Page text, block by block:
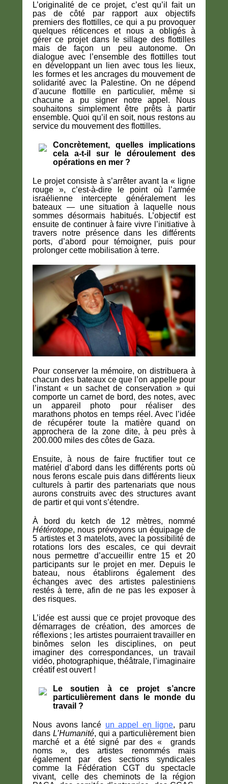
L’originalité de ce projet, c’est qu’il fait un
pas de côté par rapport aux objectifs
premiers des flottilles, ce qui a pu provoquer
quelques réticences et nous a obligés à
gérer ce projet dans le sillage des flottilles
mais de façon un peu autonome. On
dialogue avec l’ensemble des flottilles tout
en développant un lien avec tous les lieux,
les formes et les ancrages du mouvement de
solidarité avec la Palestine. On ne dépend
d’aucune flottille en particulier, même si
chacune a pu signer notre appel. Nous
souhaitons simplement être prêts à partir
ensemble. Quoi qu’il en soit, nous restons au
service du mouvement des flottilles.
Concrètement, quelles implications
cela a-t-il sur le déroulement des
opérations en mer ?
Le projet consiste à s’arrêter avant la « ligne
rouge », c’est-à-dire le point où l’armée
israélienne intercepte généralement les
bateaux — une situation à laquelle nous
sommes désormais habitués. L’objectif est
ensuite de continuer à faire vivre l’initiative à
travers notre présence dans les différents
ports, d’abord pour témoigner, puis pour
prolonger cette mobilisation à terre.
Pour conserver la mémoire, on distribuera à
chacun des bateaux ce que l’on appelle pour
l’instant « un sachet de conservation » qui
comporte un carnet de bord, des notes, avec
un appareil photo pour réaliser des
marathons photos en temps réel. Avec l’idée
de récupérer toute la matière quand on
approchera de la zone dite, à peu près à
200.000 miles des côtes de Gaza.
Ensuite, à nous de faire fructifier tout ce
matériel d’abord dans les différents ports où
nous ferons escale puis dans différents lieux
culturels à partir des partenariats que nous
aurons construits avec des structures avant
de partir et qui vont s’étendre.
À bord du ketch de 12 mètres, nommé
Hétérotope, nous prévoyons un équipage de
5 artistes et 3 matelots, avec la possibilité de
rotations lors des escales, ce qui devrait
nous permettre d’accueillir entre 15 et 20
participants sur le projet en mer. Depuis le
bateau, nous établirons également des
échanges avec des artistes palestiniens
restés à terre, afin de ne pas les exposer à
des risques.
L’idée est aussi que ce projet provoque des
démarrages de création, des amorces de
réflexions ; les artistes pourraient travailler en
binômes selon les disciplines, on peut
imaginer des correspondances, un travail
vidéo, photographique, théâtrale, l’imaginaire
créatif est ouvert !
Le soutien à ce projet s’ancre
particulièrement dans le monde du
travail ?
Nous avons lancé un appel en ligne, paru
dans L’Humanité, qui a particulièrement bien
marché et a été signé par des « grands
noms », des artistes renommés mais
également par des sections syndicales
comme la Fédération CGT du spectacle
vivant, celle des cheminots de la région